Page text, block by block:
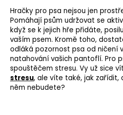
Hračky pro psa nejsou jen
Pomáhají psům udržovat se
když se k jejich hře přidáte,
vaším psem. Kromě toho,
odláká pozornost psa od ničení
natahování vašich pantoflí. Pro
spouštěčem stresu. Vy už sice
stresu, ale víte také, jak zařídit,
něm nebudete?